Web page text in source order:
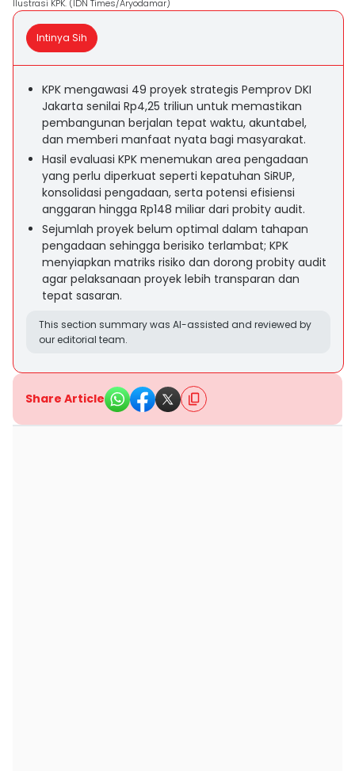
Ilustrasi KPK. (IDN Times/Aryodamar)
Intinya Sih
KPK mengawasi 49 proyek strategis Pemprov DKI
Jakarta senilai Rp4,25 triliun untuk memastikan
pembangunan berjalan tepat waktu, akuntabel,
dan memberi manfaat nyata bagi masyarakat.
Hasil evaluasi KPK menemukan area pengadaan
yang perlu diperkuat seperti kepatuhan SiRUP,
konsolidasi pengadaan, serta potensi efisiensi
anggaran hingga Rp148 miliar dari probity audit.
Sejumlah proyek belum optimal dalam tahapan
pengadaan sehingga berisiko terlambat; KPK
menyiapkan matriks risiko dan dorong probity audit
agar pelaksanaan proyek lebih transparan dan
tepat sasaran.
This section summary was AI-assisted and reviewed by
our editorial team.
Share Article